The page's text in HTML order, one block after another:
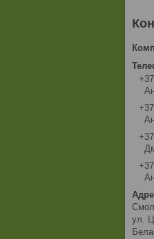
ул.